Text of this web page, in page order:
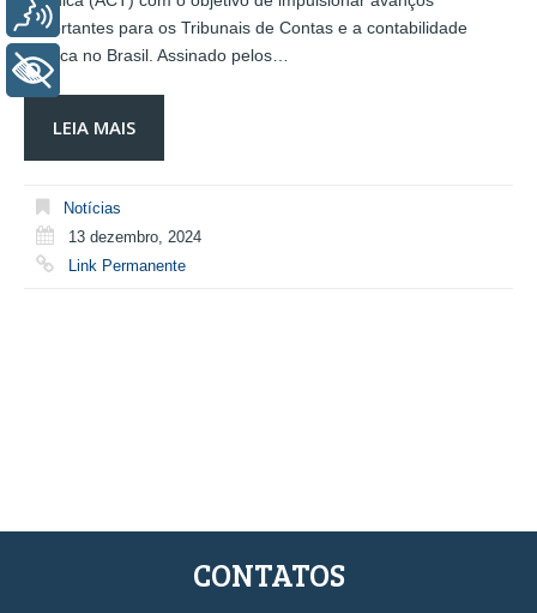
importantes para os Tribunais de Contas e a contabilidade
pública no Brasil. Assinado pelos…
LEIA MAIS
Notícias
13 dezembro, 2024
Link Permanente
CONTATOS
Voz